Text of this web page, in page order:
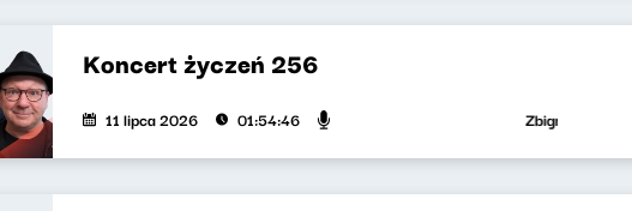
Koncert życzeń 256
11 lipca 2026 01:54:46 Zbigniew